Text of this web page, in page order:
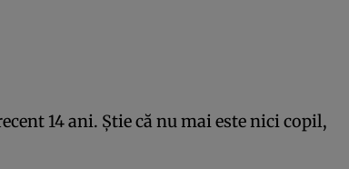
14 ani. Știe că nu mai este nici copil,